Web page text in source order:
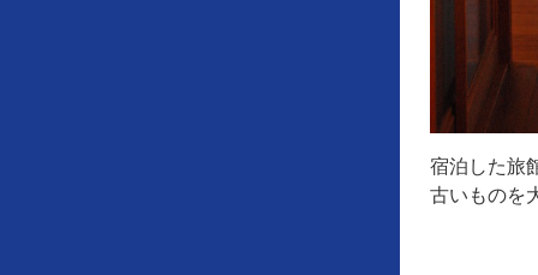
宿泊した旅
古いものを